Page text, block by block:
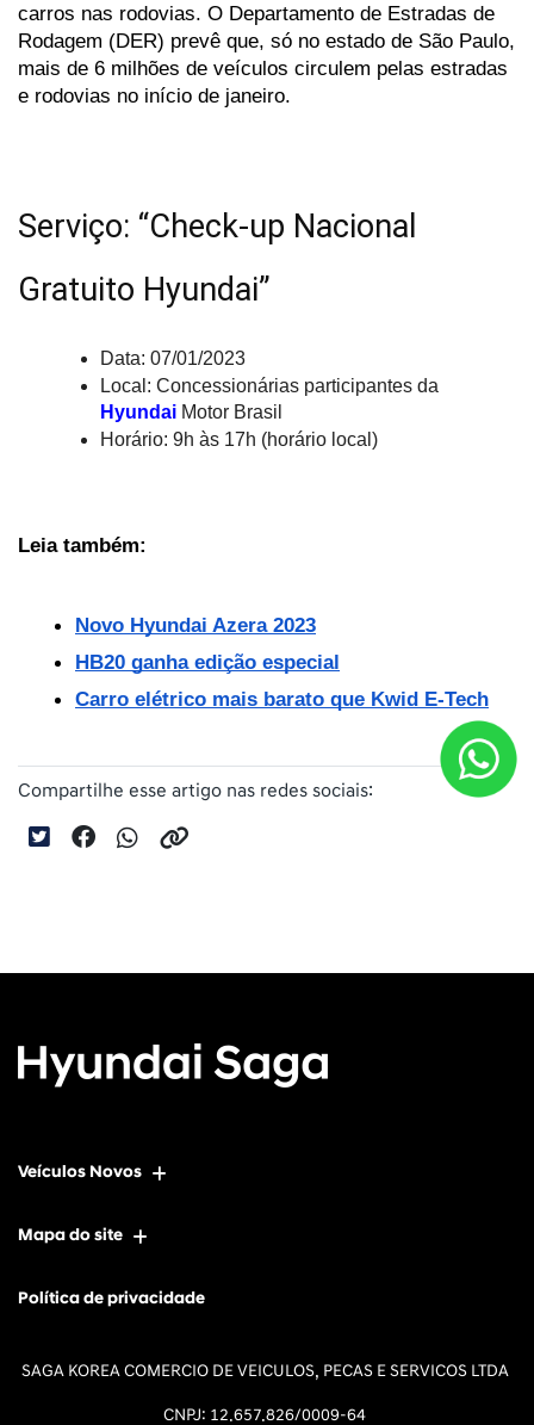
carros nas rodovias. O Departamento de Estradas de
Rodagem (DER) prevê que, só no estado de São Paulo,
mais de 6 milhões de veículos circulem pelas estradas
e rodovias no início de janeiro.
Serviço: “Check-up Nacional
Gratuito Hyundai”
Data: 07/01/2023
Hyundai Motor Brasil
Horário: 9h às 17h (horário local)
Leia também:
Novo Hyundai Azera 2023
HB20 ganha edição especial
Carro elétrico mais barato que Kwid E-Tech
Compartilhe esse artigo nas redes sociais:
Veículos Novos
Mapa do site
Política de privacidade
SAGA KOREA COMERCIO DE VEICULOS, PECAS E SERVICOS LTDA
CNPJ: 12.657.826/0009-64